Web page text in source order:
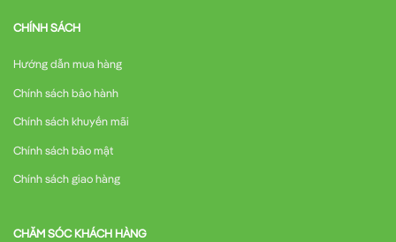
CHÍNH SÁCH
Hướng dẫn mua hàng
Chính sách bảo hành
Chính sách khuyến mãi
Chính sách bảo mật
Chính sách giao hàng
CHĂM SÓC KHÁCH HÀNG